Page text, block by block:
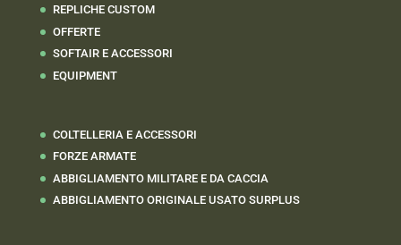
REPLICHE CUSTOM
OFFERTE
SOFTAIR E ACCESSORI
EQUIPMENT
COLTELLERIA E ACCESSORI
FORZE ARMATE
ABBIGLIAMENTO MILITARE E DA CACCIA
ABBIGLIAMENTO ORIGINALE USATO SURPLUS